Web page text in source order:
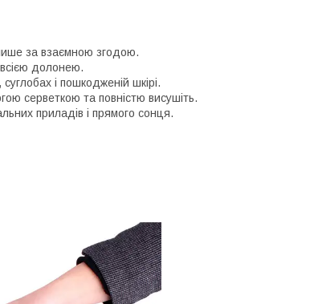
за взаємною згодою.
всією долонею.
і пошкодженій шкірі.
серветкою та повністю висушіть.
приладів і прямого сонця.